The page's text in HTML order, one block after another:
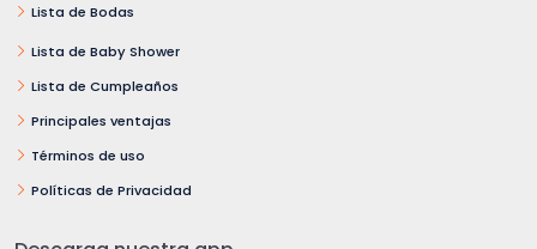
Lista de Bodas
Lista de Baby Shower
Lista de Cumpleaños
Principales ventajas
Términos de uso
Políticas de Privacidad